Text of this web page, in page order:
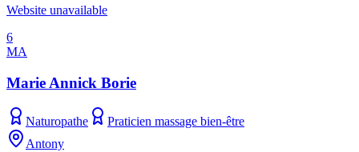
Website unavailable
6
MA
Marie Annick Borie
Naturopathe
Praticien massage bien-être
Antony